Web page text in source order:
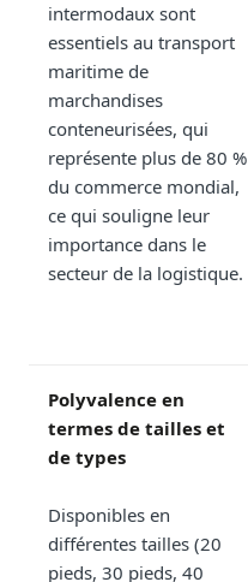
intermodaux sont
essentiels au transport
maritime de
marchandises
conteneurisées, qui
représente plus de 80 %
du commerce mondial,
ce qui souligne leur
importance dans le
secteur de la logistique.
Polyvalence en
termes de tailles et
de types
Disponibles en
différentes tailles (20
pieds, 30 pieds, 40